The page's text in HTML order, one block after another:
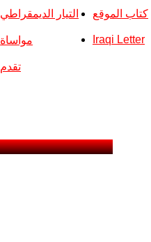
التيار الديمقراطي
مواساة
تقدم
كتاب الموقع
Iraqi Letter